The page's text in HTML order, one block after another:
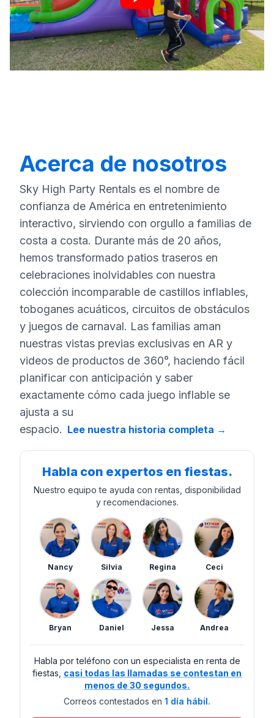
Acerca de nosotros
Sky High Party Rentals es el nombre de
confianza de América en entretenimiento
interactivo, sirviendo con orgullo a familias de
costa a costa. Durante más de 20 años,
hemos transformado patios traseros en
celebraciones inolvidables con nuestra
colección incomparable de castillos inflables,
toboganes acuáticos, circuitos de obstáculos
y juegos de carnaval. Las familias aman
nuestras vistas previas exclusivas en AR y
videos de productos de 360°, haciendo fácil
planificar con anticipación y saber
exactamente cómo cada juego inflable se
ajusta a su
espacio. Lee nuestra historia completa →
Habla con expertos en fiestas.
Nuestro equipo te ayuda con rentas, disponibilidad
y recomendaciones.
Nancy Silvia Regina Ceci
Bryan Daniel Jessa Andrea
Habla por teléfono con un especialista en renta de
fiestas, casi todas las llamadas se contestan en
menos de 30 segundos.
Correos contestados en 1 día hábil.